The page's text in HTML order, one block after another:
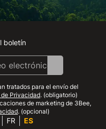
boletín
tratados para el envío del
Privacidad. (obligatorio)
de marketing de 3Bee,
. (opcional)
FR ES